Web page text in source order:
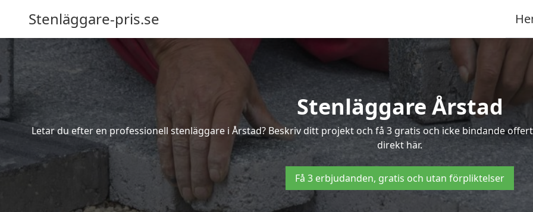
Stenläggare-pris.se
Stenläggare Årstad
Letar du efter en professionell stenläggare i Årstad? Beskriv ditt projekt och få 3 gratis och icke bindande
direkt här.
Få 3 erbjudanden, gratis och utan förpliktelser